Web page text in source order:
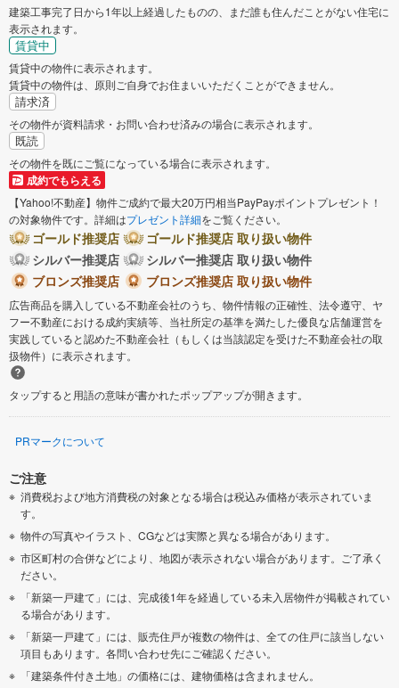
建築工事完了日から1年以上経過したものの、まだ誰も住んだことがない住宅に
表示されます。
賃貸中
賃貸中の物件に表示されます。
賃貸中の物件は、原則ご自身でお住まいいただくことができません。
請求済
その物件が資料請求・お問い合わせ済みの場合に表示されます。
既読
その物件を既にご覧になっている場合に表示されます。
成約でもらえる
【Yahoo!不動産】物件ご成約で最大20万円相当PayPayポイントプレゼント！
の対象物件です。詳細はプレゼント詳細をご覧ください。
ゴールド推奨店
ゴールド推奨店 取り扱い物件
シルバー推奨店
シルバー推奨店 取り扱い物件
ブロンズ推奨店
ブロンズ推奨店 取り扱い物件
広告商品を購入している不動産会社のうち、物件情報の正確性、法令遵守、ヤ
フー不動産における成約実績等、当社所定の基準を満たした優良な店舗運営を
実践していると認めた不動産会社（もしくは当該認定を受けた不動産会社の取
扱物件）に表示されます。
タップすると用語の意味が書かれたポップアップが開きます。
PRマークについて
ご注意
消費税および地方消費税の対象となる場合は税込み価格が表示されていま
す。
物件の写真やイラスト、CGなどは実際と異なる場合があります。
市区町村の合併などにより、地図が表示されない場合があります。ご了承く
ださい。
「新築一戸建て」には、完成後1年を経過している未入居物件が掲載されてい
る場合があります。
「新築一戸建て」には、販売住戸が複数の物件は、全ての住戸に該当しない
項目もあります。各問い合わせ先にご確認ください。
「建築条件付き土地」の価格には、建物価格は含まれません。